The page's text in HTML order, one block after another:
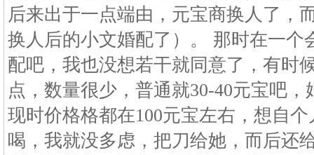
后来出于一点端由，元宝商换人了，
换人后的小文婚配了）。 那时在一个
配吧，我也没想若干就同意了，有时
点，数量很少，普通就30-40元宝吧
现时价格格都在100元宝左右，想自
喝，我就没多虑，把刀给她，而后还